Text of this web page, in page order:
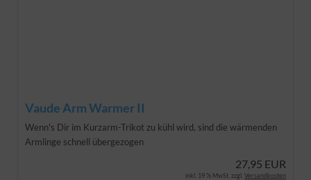
Vaude Arm Warmer II
Wenn's Dir im Kurzarm-Trikot zu kühl wird, sind die wärmenden
Armlinge schnell übergezogen
27,95 EUR
inkl. 19 % MwSt. zzgl. Versandkosten